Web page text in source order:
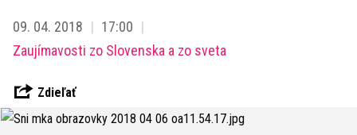
09. 04. 2018
17:00
Zaujímavosti zo Slovenska a zo sveta
Zdieľať